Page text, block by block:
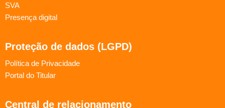
SVA
Presença digital
Proteção de dados (LGPD)
Política de Privacidade
Portal do Titular
Central de relacionamento